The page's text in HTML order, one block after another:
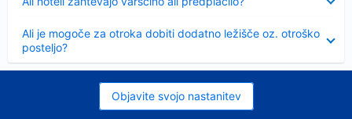
Ali je mogoče za otroka dobiti dodatno ležišče oz. otroško
posteljo?
Objavite svojo nastanitev